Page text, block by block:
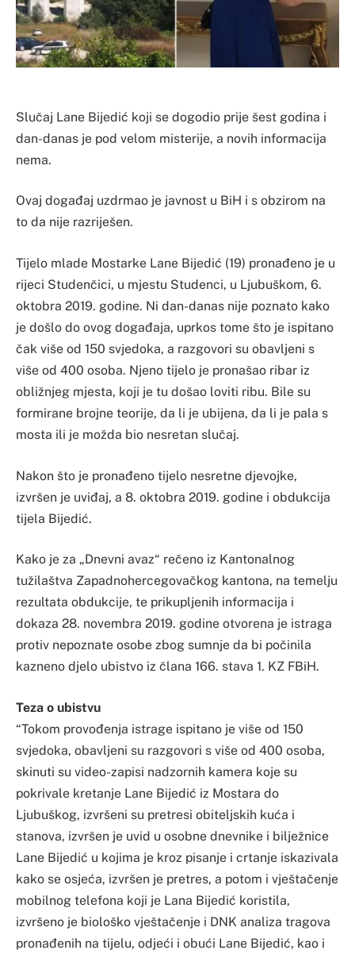
Slučaj Lane Bijedić koji se dogodio prije šest godina i
dan-danas je pod velom misterije, a novih informacija
nema.
Ovaj događaj uzdrmao je javnost u BiH i s obzirom na
to da nije razriješen.
Tijelo mlade Mostarke Lane Bijedić (19) pronađeno je u
rijeci Studenčici, u mjestu Studenci, u Ljubuškom, 6.
oktobra 2019. godine. Ni dan-danas nije poznato kako
je došlo do ovog događaja, uprkos tome što je ispitano
čak više od 150 svjedoka, a razgovori su obavljeni s
više od 400 osoba. Njeno tijelo je pronašao ribar iz
obližnjeg mjesta, koji je tu došao loviti ribu. Bile su
formirane brojne teorije, da li je ubijena, da li je pala s
mosta ili je možda bio nesretan slučaj.
Nakon što je pronađeno tijelo nesretne djevojke,
izvršen je uviđaj, a 8. oktobra 2019. godine i obdukcija
tijela Bijedić.
Kako je za „Dnevni avaz“ rečeno iz Kantonalnog
tužilaštva Zapadnohercegovačkog kantona, na temelju
rezultata obdukcije, te prikupljenih informacija i
dokaza 28. novembra 2019. godine otvorena je istraga
protiv nepoznate osobe zbog sumnje da bi počinila
kazneno djelo ubistvo iz člana 166. stava 1. KZ FBiH.
Teza o ubistvu
“Tokom provođenja istrage ispitano je više od 150
svjedoka, obavljeni su razgovori s više od 400 osoba,
skinuti su video-zapisi nadzornih kamera koje su
pokrivale kretanje Lane Bijedić iz Mostara do
Ljubuškog, izvršeni su pretresi obiteljskih kuća i
stanova, izvršen je uvid u osobne dnevnike i bilježnice
Lane Bijedić u kojima je kroz pisanje i crtanje iskazivala
kako se osjeća, izvršen je pretres, a potom i vještačenje
mobilnog telefona koji je Lana Bijedić koristila,
izvršeno je biološko vještačenje i DNK analiza tragova
pronađenih na tijelu, odjeći i obući Lane Bijedić, kao i